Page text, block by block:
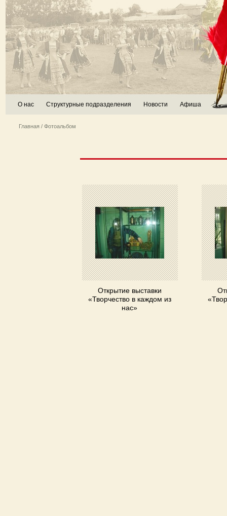
О нас Структурные подразделения Новости Афиша
Главная / Фотоальбом
Открытие выставки
«Творчество в каждом из
нас»